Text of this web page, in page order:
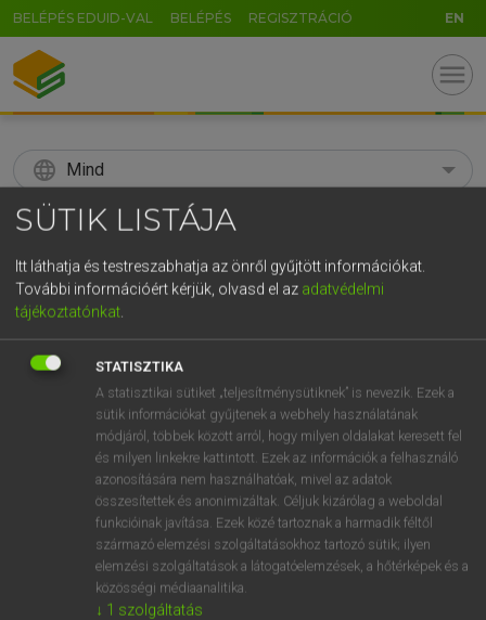
BELÉPÉS EDUID-VAL BELÉPÉS REGISZTRÁCIÓ EN
menu
language Mind
search
KERESÉS
Díjmentes angol szótár
ige sample
keresése szótárainkban
DÍJMENTES ANGOL SZÓTÁR
SÜTIK LISTÁJA
Itt láthatja és testreszabhatja az önről gyűjtött információkat.
További információért kérjük, olvasd el az adatvédelmi
tájékoztatónkat
STATISZTIKA
A statisztikai sütiket „teljesítménysütiknek” is nevezik. Ezek a
sütik információkat gyűjtenek a webhely használatának
módjáról, többek között arról, hogy milyen oldalakat keresett fel
és milyen linkekre kattintott. Ezek az információk a felhasználó
azonosítására nem használhatóak, mivel az adatok
összesítettek és anonimizáltak. Céljuk kizárólag a weboldal
funkcióinak javítása. Ezek közé tartoznak a harmadik féltől
származó elemzési szolgáltatásokhoz tartozó sütik; ilyen
elemzési szolgáltatások a látogatóelemzések, a hőtérképek és a
közösségi médiaanalitika.
↓ 1 szolgáltatás
GR
5 6 7 8 9 ö ü ó
r t z u i o p ő ú
k l ű
n m , . AltGr